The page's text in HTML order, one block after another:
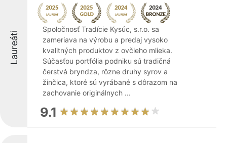
Laureáti
Spoločnosť Tradície Kysúc, s.r.o. sa
zameriava na výrobu a predaj vysoko
kvalitných produktov z ovčieho mlieka.
Súčasťou portfólia podniku sú tradičná
čerstvá bryndza, rôzne druhy syrov a
žinčica, ktoré sú vyrábané s dôrazom na
zachovanie originálnych ...
9.1